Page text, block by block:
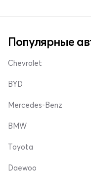
Популярные
Chevrolet
BYD
Mercedes-Benz
BMW
Toyota
Daewoo